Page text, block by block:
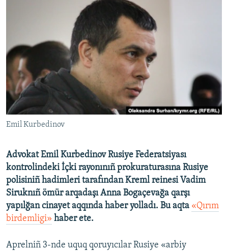
Русский
Українською
QOŞULIÑIZ!
Emil Kurbedinov
Advokat Emil Kurbedinov Rusiye Federatsiyası
kontrolindeki İçki rayonınıñ prokuraturasına Rusiye
polisiniñ hadimleri tarafından Kreml reinesi Vadim
Siruknıñ ömür arqadaşı Anna Bogaçevağa qarşı
yapılğan cinayet aqqında haber yolladı. Bu aqta «Qırım
birdemligi» haber ete.
Aprelniñ 3-nde uquq qoruyıcılar Rusiye «arbiy